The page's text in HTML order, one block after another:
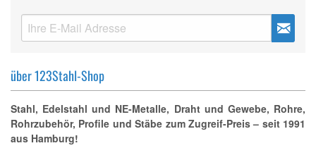
über 123Stahl-Shop
Stahl, Edelstahl und NE-Metalle, Draht und Gewebe, Rohre,
Rohrzubehör, Profile und Stäbe zum Zugreif-Preis – seit 1991
aus Hamburg!